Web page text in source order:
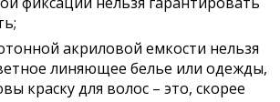
акриловой емкости нельзя
линяющее белье или одежды,
краску для волос – это, скорее